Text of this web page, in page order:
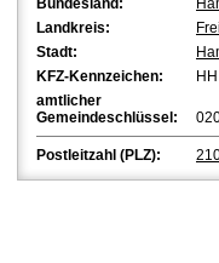
Bundesland:
Landkreis:
Stadt:
KFZ-Kennzeichen:
HH
amtlicher
Gemeindeschlüssel:
Postleitzahl (PLZ):